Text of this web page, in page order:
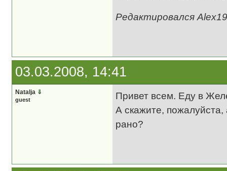
Редактировался
03.03.2008, 14:41
Natalja ⇓
guest
Привет всем. Еду в
А скажите,
рано?